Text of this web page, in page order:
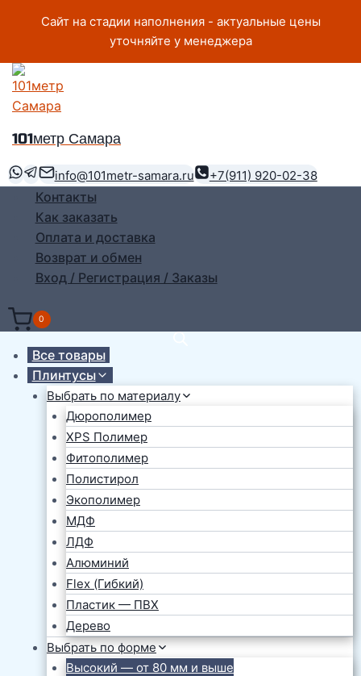
Сайт на стадии наполнения - актуальные цены
уточняйте у менеджера
101метр Самара
info@101metr-samara.ru +7(911) 920-02-38
Контакты
Как заказать
Оплата и доставка
Возврат и обмен
Вход / Регистрация / Заказы
0
Все товары
Плинтусы
Выбрать по материалу
Дюрополимер
XPS Полимер
Фитополимер
Полистирол
Экополимер
МДФ
ЛДФ
Алюминий
Flex (Гибкий)
Пластик — ПВХ
Дерево
Выбрать по форме
Высокий — от 80 мм и выше